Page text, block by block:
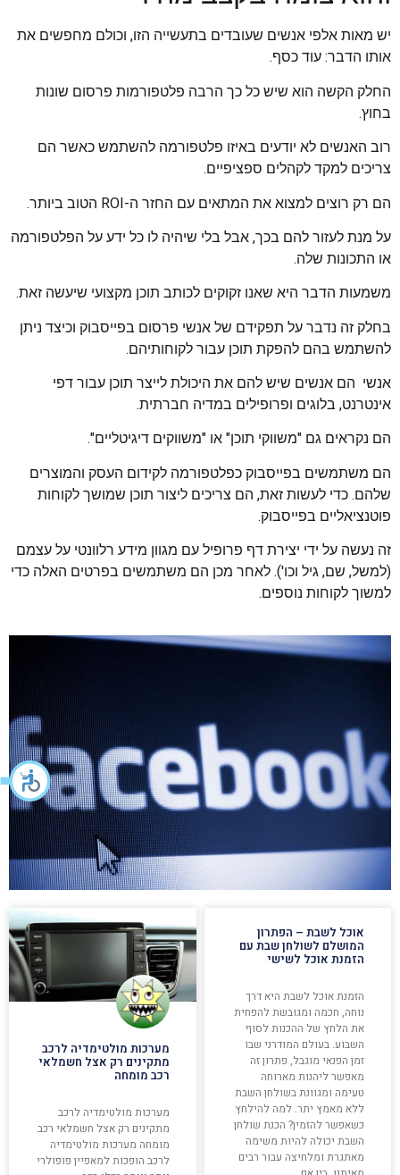
יש מאות אלפי אנשים שעובדים בתעשייה הזו, וכולם מחפשים את
אותו הדבר: עוד כסף.
החלק הקשה הוא שיש כל כך הרבה פלטפורמות פרסום שונות
בחוץ.
רוב האנשים לא יודעים באיזו פלטפורמה להשתמש כאשר הם
צריכים למקד לקהלים ספציפיים.
הם רק רוצים למצוא את המתאים עם החזר ה-ROI הטוב ביותר.
על מנת לעזור להם בכך, אבל בלי שיהיה לו כל ידע על הפלטפורמה
או התכונות שלה.
משמעות הדבר היא שאנו זקוקים לכותב תוכן מקצועי שיעשה זאת.
בחלק זה נדבר על תפקידם של אנשי פרסום בפייסבוק וכיצד ניתן
להשתמש בהם להפקת תוכן עבור לקוחותיהם.
אנשי הם אנשים שיש להם את היכולת לייצר תוכן עבור דפי
אינטרנט, בלוגים ופרופילים במדיה חברתית.
הם נקראים גם "משווקי תוכן" או "משווקים דיגיטליים".
הם משתמשים בפייסבוק כפלטפורמה לקידום העסק והמוצרים
שלהם. כדי לעשות זאת, הם צריכים ליצור תוכן שמושך לקוחות
פוטנציאליים בפייסבוק.
זה נעשה על ידי יצירת דף פרופיל עם מגוון מידע רלוונטי על עצמם
(למשל, שם, גיל וכו'). לאחר מכן הם משתמשים בפרטים האלה כדי
למשוך לקוחות נוספים.
אוכל לשבת – הפתרון
המושלם לשולחן שבת עם
הזמנת אוכל לשישי
הזמנת אוכל לשבת היא דרך
נוחה, חכמה ומגובשת להפחית
את הלחץ של ההכנות לסוף
השבוע. בעולם המודרני שבו
זמן הפנאי מוגבל, פתרון זה
מאפשר ליהנות מארוחה
טעימה ומגוונת בשולחן השבת
ללא מאמץ יתר. למה להילחץ
כשאפשר להזמין? הכנת שולחן
השבת יכולה להיות משימה
מאתגרת ומלחיצה עבור רבים
מערכות מולטימדיה לרכב
מתקינים רק אצל חשמלאי
רכב מומחה
מערכות מולטימדיה לרכב
מתקינים רק אצל חשמלאי רכב
מומחה מערכות מולטימדיה
לרכב הופכות למאפיין פופולרי